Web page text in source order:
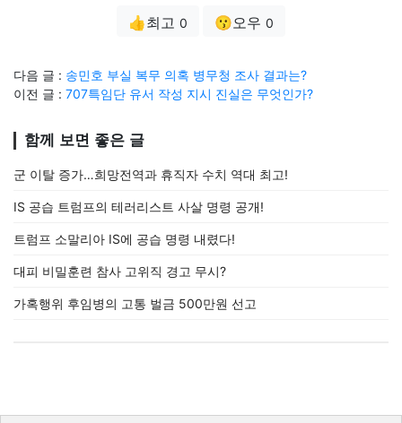
👍최고 0 😗오우 0
다음 글 : 송민호 부실 복무 의혹 병무청 조사 결과는?
이전 글 : 707특임단 유서 작성 지시 진실은 무엇인가?
함께 보면 좋은 글
군 이탈 증가…희망전역과 휴직자 수치 역대 최고!
IS 공습 트럼프의 테러리스트 사살 명령 공개!
트럼프 소말리아 IS에 공습 명령 내렸다!
대피 비밀훈련 참사 고위직 경고 무시?
가혹행위 후임병의 고통 벌금 500만원 선고